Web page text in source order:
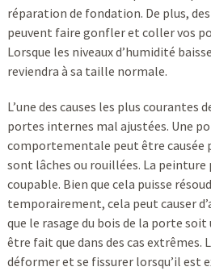
réparation de fondation. De plus,
peuvent faire gonfler et coller vos
Lorsque les niveaux d’humidité
reviendra à sa taille normale.
L’une des causes les plus
portes internes mal ajustées. Une
comportementale peut être causée
sont lâches ou rouillées. La
coupable. Bien que cela puisse
temporairement, cela peut causer
que le rasage du bois de la porte
être fait que dans des cas extrêmes.
déformer et se fissurer lorsqu’il est